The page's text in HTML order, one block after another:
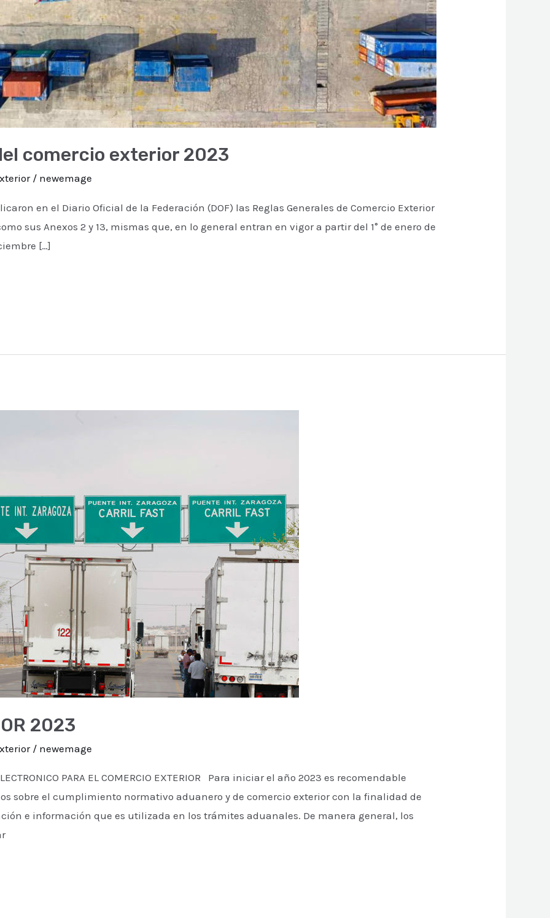
comercio exterior 2023
/ newemage
en el Diario Oficial de la Federación (DOF) las Reglas Generales de Comercio Exterior
sus Anexos 2 y 13, mismas que, en lo general entran en vigor a partir del 1° de enero de
[…]
2023
/ newemage
PARA EL COMERCIO EXTERIOR Para iniciar el año 2023 es recomendable
sobre el cumplimiento normativo aduanero y de comercio exterior con la finalidad de
e información que es utilizada en los trámites aduanales. De manera general, los